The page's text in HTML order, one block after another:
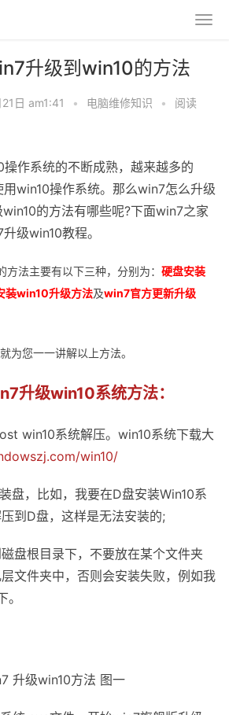
升级到win10的方法
日 am1:41 • 电脑维修知识 •
阅读
系统的不断成熟，越来越多的
win10操作系统。那么win7怎么升级
的方法有哪些呢?下面win7之家
级win10教程。
法主要有以下三种，分别为： 硬盘安装
装win10升级方法及win7官方更新升级
您一一讲解以上方法。
级win10系统方法：
win10系统解压。win10系统下载大
win10/
，比如，我要在D盘安装Win10系
到D盘，这样是无法安装的;
根目录下，不要放在某个文件夹
文件夹中，否则会安装失败，例如我
升级win10方法 图一